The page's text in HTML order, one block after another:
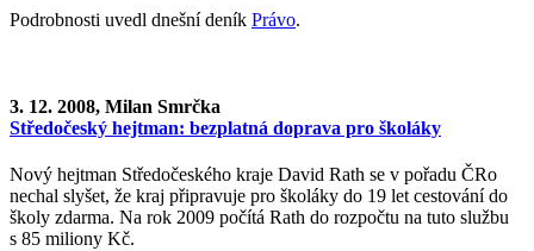
Podrobnosti uvedl dnešní deník Právo.
3. 12. 2008, Milan Smrčka
Středočeský hejtman: bezplatná doprava pro školáky
Nový hejtman Středočeského kraje David Rath se v pořadu ČRo
nechal slyšet, že kraj připravuje pro školáky do 19 let cestování do
školy zdarma. Na rok 2009 počítá Rath do rozpočtu na tuto službu
s 85 miliony Kč.